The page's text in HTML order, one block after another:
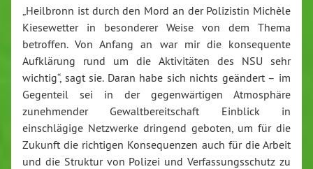
„Heilbronn ist durch den Mord an der Polizistin Michèle
Kiesewetter in besonderer Weise von dem Thema
betroffen. Von Anfang an war mir die konsequente
Aufklärung rund um die Aktivitäten des NSU sehr
wichtig“, sagt sie. Daran habe sich nichts geändert – im
Gegenteil sei in der gegenwärtigen Atmosphäre
zunehmender Gewaltbereitschaft Einblick in
einschlägige Netzwerke dringend geboten, um für die
Zukunft die richtigen Konsequenzen auch für die Arbeit
und die Struktur von Polizei und Verfassungsschutz zu